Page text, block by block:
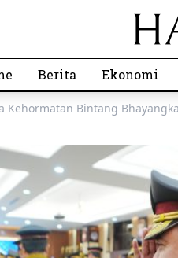
Berita Ekonomi
Kehormatan Bintang